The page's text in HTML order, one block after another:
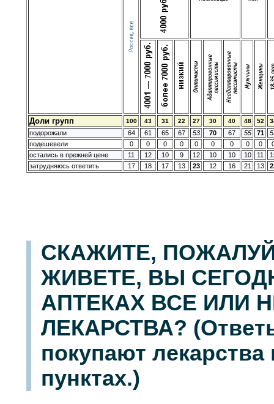
Доли групп 100 43 31 22 27 30 40 48 52
подорожали 64 61 65 67 53 70 67 55 71
подешевели
0 0 0 0 0 0 0 0 0
остались в прежней цене
11 12 10 9 12 10 10 10 11
затрудняюсь ответить
17 18 17 13 23 12 16 21 13
СКАЖИТЕ,
ЖИВЕТЕ, ВЫ
АПТЕКАХ ВСЕ ИЛИ
ЛЕКАРСТВА?
покупают лекарства
пунктах.)